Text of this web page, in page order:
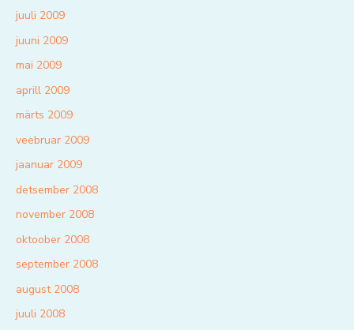
juuli 2009
juuni 2009
mai 2009
aprill 2009
märts 2009
veebruar 2009
jaanuar 2009
detsember 2008
november 2008
oktoober 2008
september 2008
august 2008
juuli 2008